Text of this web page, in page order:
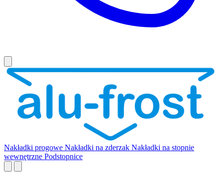
Nakładki progowe Nakładki na zderzak Nakładki na stopnie
wewnętrzne Podstopnice